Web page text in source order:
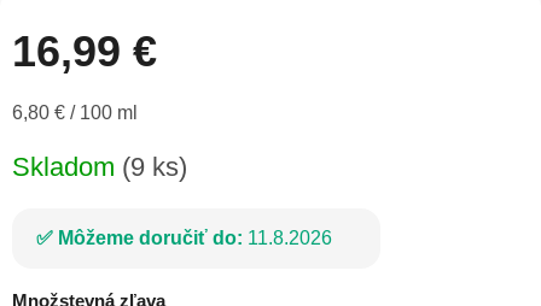
16,99 €
Jednotková
6,80 € / 100 ml
Skladom (9 ks)
Môžeme doručiť do: 11.8.2026
Množstevná zľava